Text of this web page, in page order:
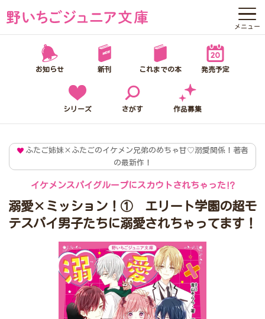
メニュー
野いちごジュニア文庫って？
シリーズ
さがす
プレゼントコーナー
公式Twitterアカウント
お知らせ 新刊 これまでの本 発売予定
シリーズ さがす 作品募集
ふたご姉妹×ふたごのイケメン兄弟のめちゃ甘♡溺愛関係！著者
の最新作！
イケメンスパイグループにスカウトされちゃった⁉
溺愛×ミッション！① エリート学園の超モ
テスパイ男子たちに溺愛されちゃってます！